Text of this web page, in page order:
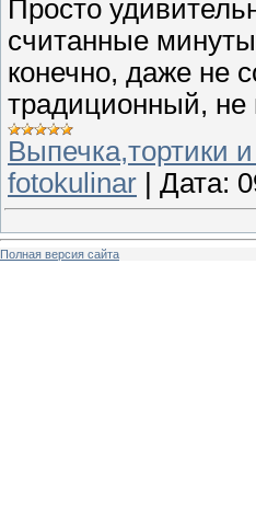
Просто
считанные
конечно, даже не
традиционный,
Выпечка,тортики
fotokulinar | Дата:
Полная версия сайта